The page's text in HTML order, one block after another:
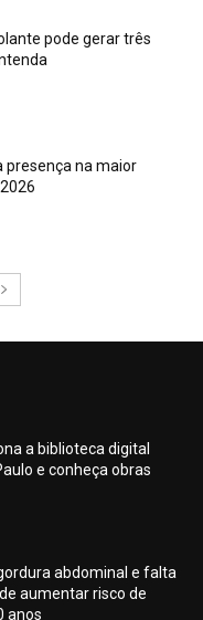
pode gerar três
presença na maior
a biblioteca digital
e conheça obras
abdominal e falta
aumentar risco de
anos